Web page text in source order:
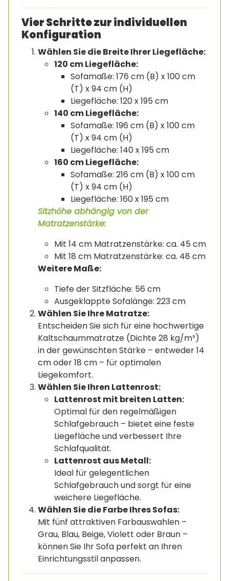
Vier Schritte zur individuellen
Konfiguration
Wählen Sie die Breite Ihrer Liegefläche:
120 cm Liegefläche:
Sofamaße: 176 cm (B) x 100 cm
(T) x 94 cm (H)
Liegefläche: 120 x 195 cm
140 cm Liegefläche:
Sofamaße: 196 cm (B) x 100 cm
(T) x 94 cm (H)
Liegefläche: 140 x 195 cm
160 cm Liegefläche:
Sofamaße: 216 cm (B) x 100 cm
(T) x 94 cm (H)
Liegefläche: 160 x 195 cm
Sitzhöhe abhängig von der
Matratzenstärke:
Mit 14 cm Matratzenstärke: ca. 45 cm
Mit 18 cm Matratzenstärke: ca. 48 cm
Weitere Maße:
Tiefe der Sitzfläche: 56 cm
Ausgeklappte Sofalänge: 223 cm
Wählen Sie Ihre Matratze:
Entscheiden Sie sich für eine hochwertige
Kaltschaummatratze (Dichte 28 kg/m³)
in der gewünschten Stärke – entweder 14
cm oder 18 cm – für optimalen
Liegekomfort.
Wählen Sie Ihren Lattenrost:
Lattenrost mit breiten Latten:
Optimal für den regelmäßigen
Schlafgebrauch – bietet eine feste
Liegefläche und verbessert Ihre
Schlafqualität.
Lattenrost aus Metall:
Ideal für gelegentlichen
Schlafgebrauch und sorgt für eine
weichere Liegefläche.
Wählen Sie die Farbe Ihres Sofas:
Mit fünf attraktiven Farbauswahlen –
Grau, Blau, Beige, Violett oder Braun –
können Sie Ihr Sofa perfekt an Ihren
Einrichtungsstil anpassen.